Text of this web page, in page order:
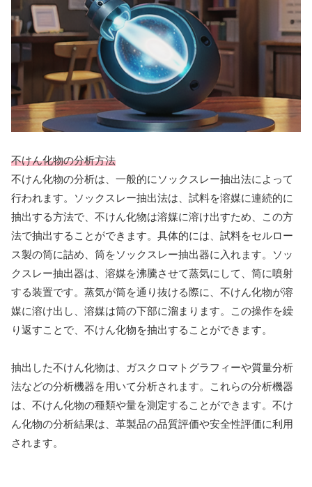
不けん化物の分析方法
不けん化物の分析は、一般的にソックスレー抽出法によって
行われます。ソックスレー抽出法は、試料を溶媒に連続的に
抽出する方法で、不けん化物は溶媒に溶け出すため、この方
法で抽出することができます。具体的には、試料をセルロー
ス製の筒に詰め、筒をソックスレー抽出器に入れます。ソッ
クスレー抽出器は、溶媒を沸騰させて蒸気にして、筒に噴射
する装置です。蒸気が筒を通り抜ける際に、不けん化物が溶
媒に溶け出し、溶媒は筒の下部に溜まります。この操作を繰
り返すことで、不けん化物を抽出することができます。
抽出した不けん化物は、ガスクロマトグラフィーや質量分析
法などの分析機器を用いて分析されます。これらの分析機器
は、不けん化物の種類や量を測定することができます。不け
ん化物の分析結果は、革製品の品質評価や安全性評価に利用
されます。